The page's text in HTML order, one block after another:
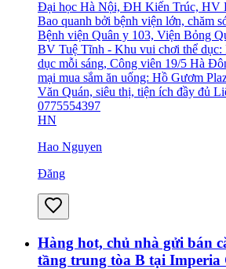
Đại học Hà Nội, ĐH Kiến Trúc, HV
Bao quanh bởi bệnh viện lớn, chăm
Bệnh viện Quân y 103, Viện Bỏng
BV Tuệ Tĩnh - Khu vui chơi thể dục:
dục mỗi sáng, Công viên 19/5 Hà
mại mua sắm ăn uống: Hồ Gươm
Văn Quán, siêu thị, tiện ích đầy đủ
0775554397
HN
Hao Nguyen
Đăng
Hàng hot, chủ nhà gửi bán
tầng trung tòa B tại Imperia